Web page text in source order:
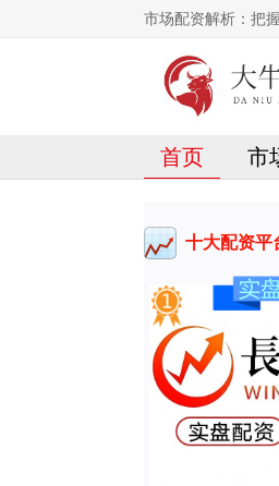
市场配资解析：把
首页 市
十大配资平